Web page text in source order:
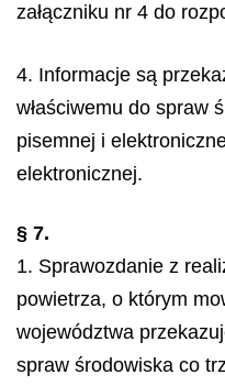
załączniku nr 4 do
4. Informacje są
właściwemu do spraw
pisemnej i
elektronicznej.
§ 7.
1. Sprawozdanie z
powietrza, o którym
województwa
spraw środowiska co